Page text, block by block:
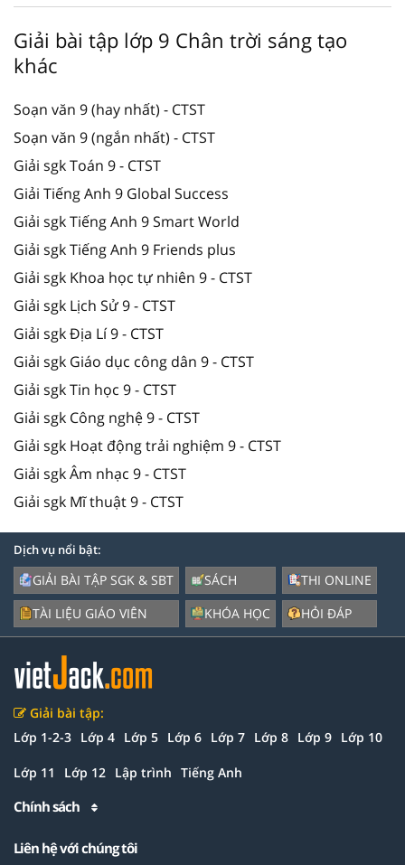
Giải bài tập lớp 9 Chân trời sáng tạo
khác
Soạn văn 9 (hay nhất) - CTST
Soạn văn 9 (ngắn nhất) - CTST
Giải sgk Toán 9 - CTST
Giải Tiếng Anh 9 Global Success
Giải sgk Tiếng Anh 9 Smart World
Giải sgk Tiếng Anh 9 Friends plus
Giải sgk Khoa học tự nhiên 9 - CTST
Giải sgk Lịch Sử 9 - CTST
Giải sgk Địa Lí 9 - CTST
Giải sgk Giáo dục công dân 9 - CTST
Giải sgk Tin học 9 - CTST
Giải sgk Công nghệ 9 - CTST
Giải sgk Hoạt động trải nghiệm 9 - CTST
Giải sgk Âm nhạc 9 - CTST
Giải sgk Mĩ thuật 9 - CTST
Dịch vụ nổi bật:
GIẢI BÀI TẬP SGK & SBT
TÀI LIỆU GIÁO VIÊN
SÁCH
KHÓA HỌC
THI ONLINE
HỎI ĐÁP
Giải bài tập:
Lớp 1-2-3 Lớp 4 Lớp 5 Lớp 6 Lớp 7 Lớp 8 Lớp 9 Lớp 10
Lớp 11 Lớp 12 Lập trình Tiếng Anh
Chính sách
Liên hệ với chúng tôi